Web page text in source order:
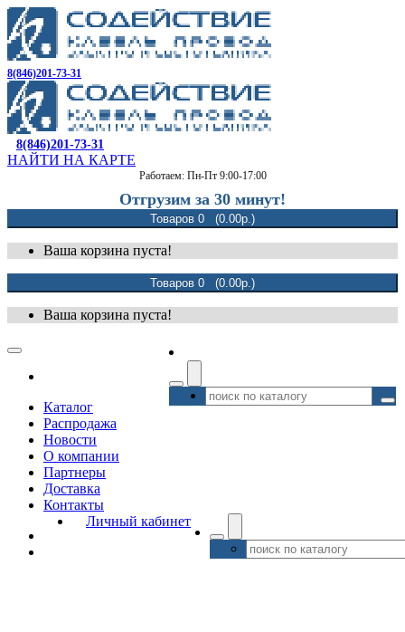
8(846)201-73-31
8(846)201-73-31
НАЙТИ НА КАРТЕ
Работаем: Пн-Пт 9:00-17:00
Отгрузим за 30 минут!
Товаров 0 (0.00р.)
Ваша корзина пуста!
Товаров 0 (0.00р.)
Ваша корзина пуста!
Каталог
Распродажа
Новости
О компании
Партнеры
Доставка
Контакты
Личный кабинет